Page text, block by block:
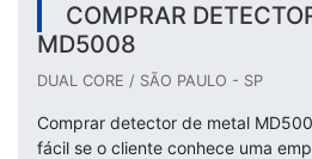
COMPRAR
MD5008
DUAL CORE / SÃO PAULO - SP
Comprar detector de metal
fácil se o cliente conhece uma